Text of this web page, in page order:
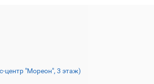
центр "Мореон", 3 этаж)